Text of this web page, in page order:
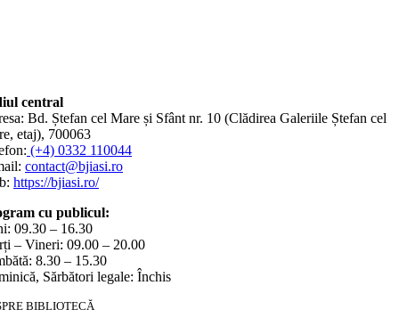
central
Bd. Ștefan cel Mare și Sfânt nr. 10 (Clădirea Galeriile Ștefan cel
etaj), 700063
(+4) 0332 110044
contact@bjiasi.ro
https://bjiasi.ro/
cu publicul:
09.30 – 16.30
– Vineri: 09.00 – 20.00
8.30 – 15.30
Sărbători legale: Închis
BIBLIOTECĂ